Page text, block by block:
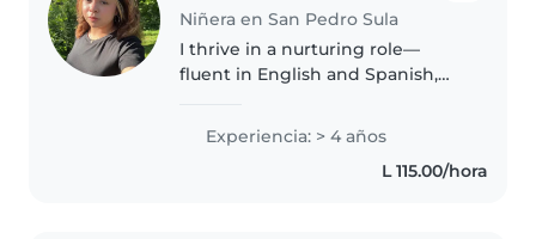
Niñera en San Pedro Sula
I thrive in a nurturing role—
fluent in English and Spanish,
through preschoolers. First aid
certified, I keep little ones
engaged with reading, crafts,..
Experiencia: > 4 años
L 115.00/hora